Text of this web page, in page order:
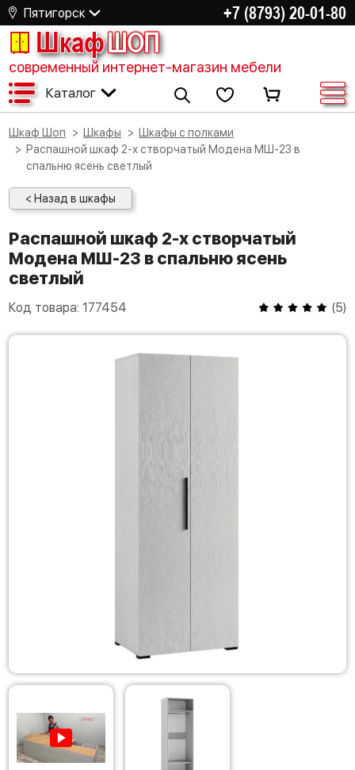
Пятигорск +7 (8793) 20-01-80
ШкафШОП
современный интернет-магазин мебели
Каталог
Шкаф Шоп Шкафы
Шкафы с полками
Распашной шкаф 2-х створчатый Модена МШ-23 в
спальню ясень светлый
< Назад в шкафы
Распашной шкаф 2-х створчатый
Модена МШ-23 в спальню ясень
светлый
Код товара: 177454 (5)